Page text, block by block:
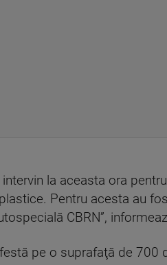
la aceasta ora
Pentru acesta au
CBRN”,
pe o suprafaţă de 700